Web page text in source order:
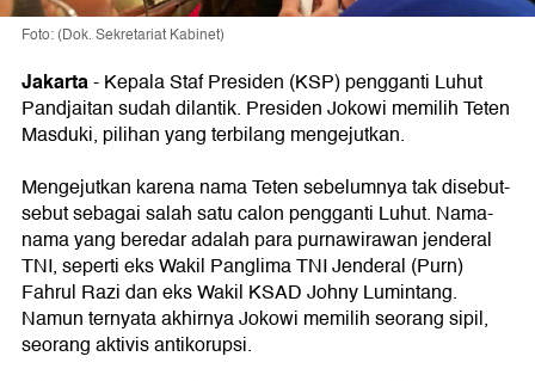
Foto: (Dok. Sekretariat Kabinet)
Jakarta-Kepala Staf Presiden (KSP) pengganti Luhut
Pandjaitan sudah dilantik. Presiden Jokowi memilih Teten
Masduki, pilihan yang terbilang mengejutkan.
Mengejutkan karena nama Teten sebelumnya tak disebut-
sebut sebagai salah satu calon pengganti Luhut. Nama-
nama yang beredar adalah para purnawirawan jenderal
TNI, seperti eks Wakil Panglima TNI Jenderal (Purn)
Fahrul Razi dan eks Wakil KSAD Johny Lumintang.
Namun ternyata akhirnya Jokowi memilih seorang sipil,
seorang aktivis antikorupsi.